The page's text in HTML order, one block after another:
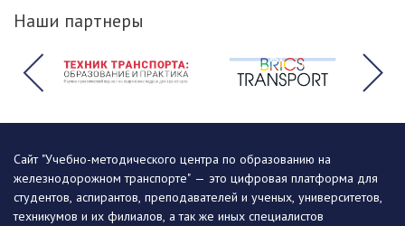
Наши партнеры
Сайт "Учебно-методического центра по образованию на
железнодорожном транспорте" — это цифровая платформа для
студентов, аспирантов, преподавателей и ученых, университетов,
техникумов и их филиалов, а так же иных специалистов